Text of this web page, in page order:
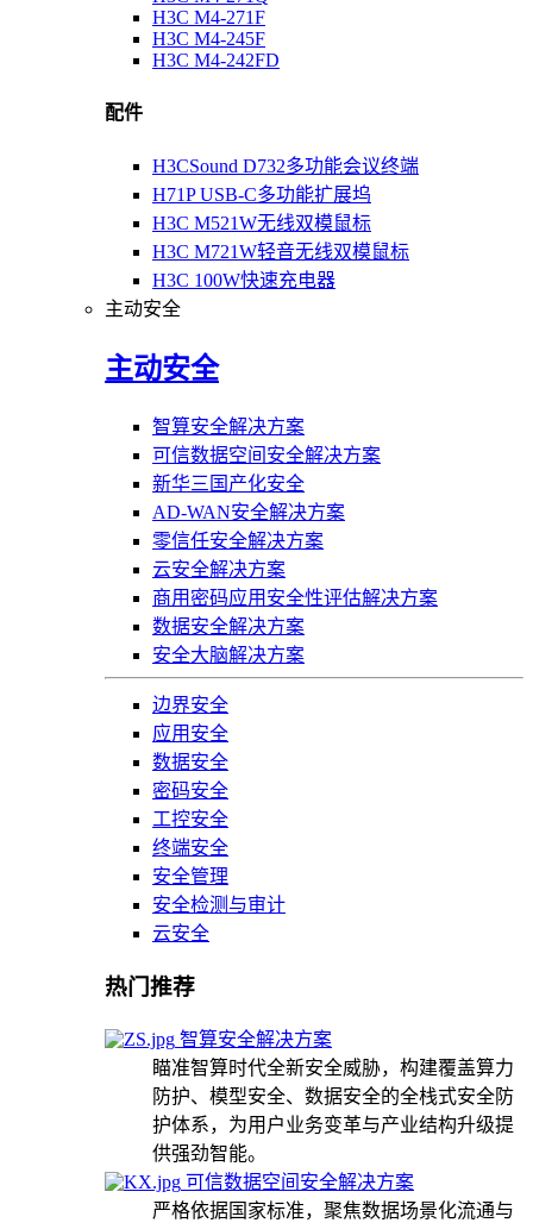
H3C M4-271F
H3C M4-245F
H3C M4-242FD
配件
H3CSound D732多功能会议终端
H71P USB-C多功能扩展坞
H3C M521W无线双模鼠标
H3C M721W轻音无线双模鼠标
H3C 100W快速充电器
主动安全
主动安全
智算安全解决方案
可信数据空间安全解决方案
新华三国产化安全
AD-WAN安全解决方案
零信任安全解决方案
云安全解决方案
商用密码应用安全性评估解决方案
数据安全解决方案
安全大脑解决方案
边界安全
应用安全
数据安全
密码安全
工控安全
终端安全
安全管理
安全检测与审计
云安全
热门推荐
智算安全解决方案
瞄准智算时代全新安全威胁，构建覆盖算力
防护、模型安全、数据安全的全栈式安全防
护体系，为用户业务变革与产业结构升级提
供强劲智能。
可信数据空间安全解决方案
严格依据国家标准，聚焦数据场景化流通与